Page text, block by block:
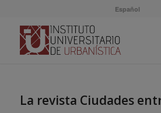
Español
La revista Ciudades